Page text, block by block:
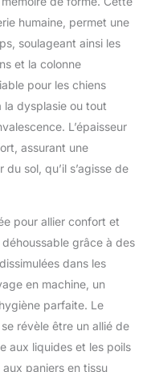
humaine, permet une
soulageant ainsi les
et la colonne
pour les chiens
la dysplasie ou tout
L’épaisseur
assurant une
sol, qu’il s’agisse de
pour allier confort et
grâce à des
dans les
en machine, un
parfaite. Le
révèle être un allié de
aux liquides et les poils
paniers en tissu